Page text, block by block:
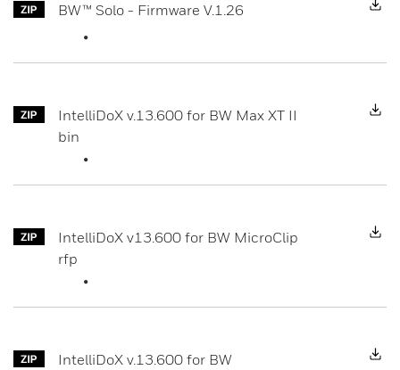
BW™ Solo - Firmware V.1.26
IntelliDoX v.13.600 for BW Max XT II
bin
IntelliDoX v13.600 for BW MicroClip
rfp
IntelliDoX v.13.600 for BW